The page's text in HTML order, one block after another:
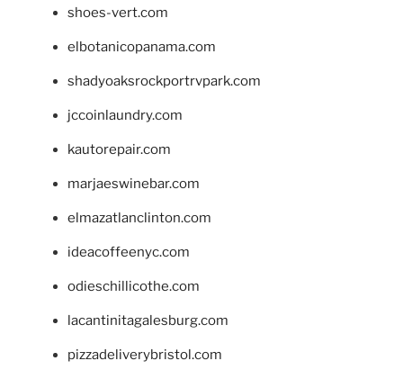
shoes-vert.com
elbotanicopanama.com
shadyoaksrockportrvpark.com
jccoinlaundry.com
kautorepair.com
marjaeswinebar.com
elmazatlanclinton.com
ideacoffeenyc.com
odieschillicothe.com
lacantinitagalesburg.com
pizzadeliverybristol.com